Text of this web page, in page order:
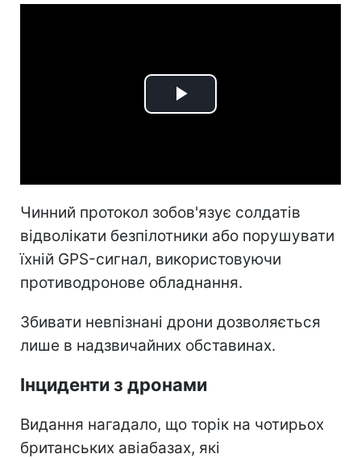
Play
Чинний протокол зобов'язує солдатів
відволікати безпілотники або порушувати
їхній GPS-сигнал, використовуючи
противодронове обладнання.
Збивати невпізнані дрони дозволяється
лише в надзвичайних обставинах.
Інциденти з дронами
Видання нагадало, що торік на чотирьох
британських авіабазах, які